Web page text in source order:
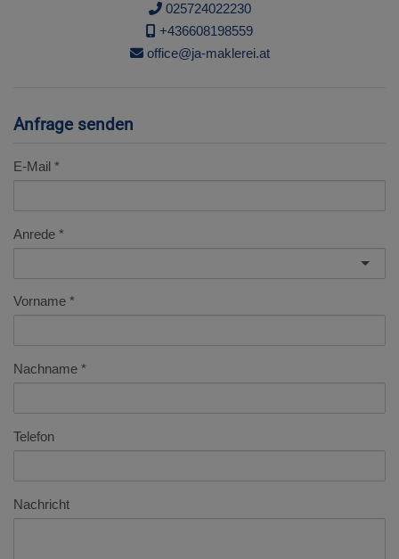
025724022230
+436608198559
office@ja-maklerei.at
Anfrage senden
E-Mail
Anrede
Vorname
Nachname
Telefon
Nachricht